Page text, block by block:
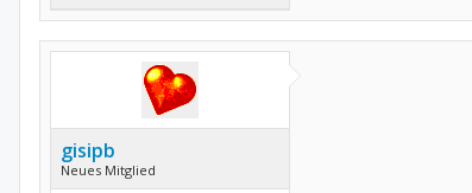
gisipb
Neues Mitglied